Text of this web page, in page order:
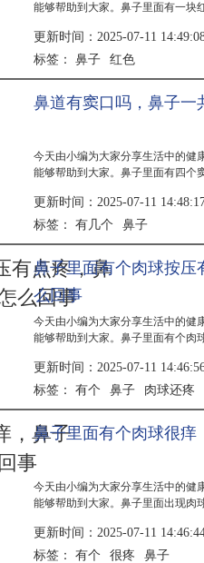
能够帮助到大家。鼻子里面有一块
治疗方...
更新时间：2025-07-11
标签： 鼻子 红色
鼻道有窦口吗，鼻子一
今天由小编为大家分享生活中的健
能够帮助到大家。鼻子里面有四个
鸣。鼻...
更新时间：2025-07-11
标签： 有几个 鼻子
鼻子里面有个肉球按压
么回事
今天由小编为大家分享生活中的健
能够帮助到大家。鼻子里面有个肉
外伤有...
更新时间：2025-07-11
标签： 有个 鼻子 肉球还疼
鼻子里面有个肉球很痒
今天由小编为大家分享生活中的健
能够帮助到大家。鼻子里面出现肉
治疗、...
更新时间：2025-07-11
标签： 有个 很疼 鼻子